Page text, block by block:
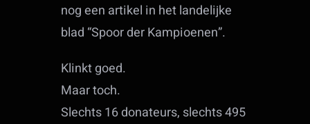
nog een artikel in het landelijke
blad “Spoor der Kampioenen”.
Klinkt goed.
Maar toch.
Slechts 16 donateurs, slechts 495